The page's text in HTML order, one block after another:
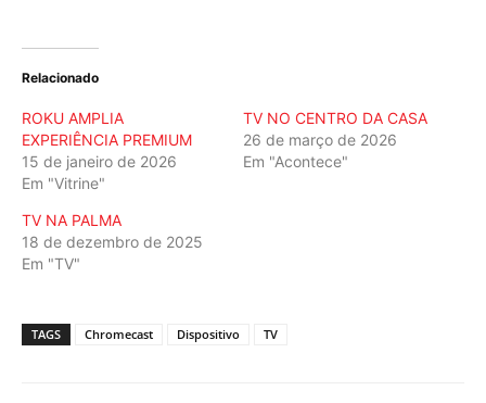
Relacionado
ROKU AMPLIA
EXPERIÊNCIA PREMIUM
15 de janeiro de 2026
Em "Vitrine"
TV NO CENTRO DA CASA
26 de março de 2026
Em "Acontece"
TV NA PALMA
18 de dezembro de 2025
Em "TV"
TAGS Chromecast Dispositivo TV